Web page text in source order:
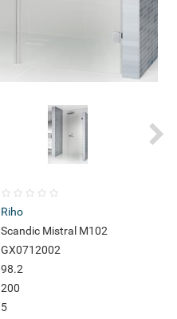
Riho
Scandic Mistral M102
GX0712002
98.2
200
5